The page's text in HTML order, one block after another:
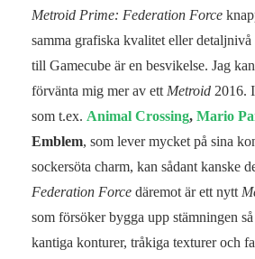
Metroid Prime: Federation Force
samma grafiska kvalitet eller detaljnivå
till Gamecube är en besvikelse. Jag
förvänta mig mer av ett Metroid 2016.
som t.ex. Animal Crossing, Mario
Emblem, som lever mycket på sina
sockersöta charm, kan sådant kanske
Federation Force däremot är ett nytt
som försöker bygga upp stämningen
kantiga konturer, tråkiga texturer och